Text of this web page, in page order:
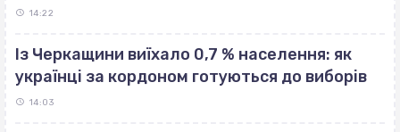
14:22
Із Черкащини виїхало 0,7 % населення: як
українці за кордоном готуються до виборів
14:03